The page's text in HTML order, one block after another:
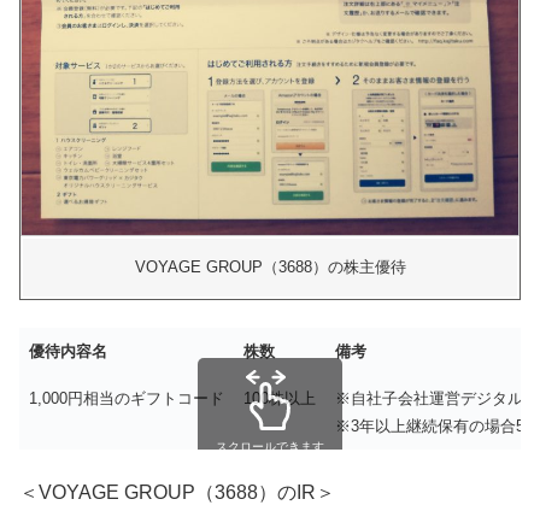
VOYAGE GROUP（3688）の株主優待
優待内容名 株数 備考
1,000円相当のギフトコード 100株以上
※自社子会社運営デジタル
※3年以上継続保有の場合
スクロールできます
＜VOYAGE GROUP（3688）のIR＞